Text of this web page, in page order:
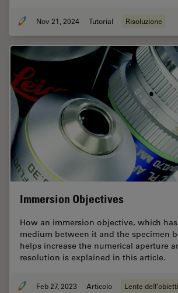
Nov 21, 2024 Tutorial Risoluzione
Immersion Objectives
How an immersion objective, which
medium between it and the specimen
helps increase the numerical aperture
resolution is explained in this article.
Feb 27, 2023 Articolo Lente